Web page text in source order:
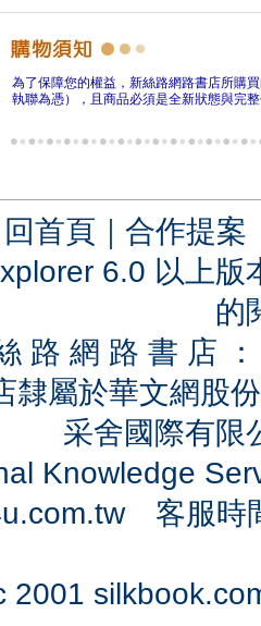
為了保障您的權益，新絲路網路書店所購
執聯為憑），且商品必須是全新狀態與完
回首頁 ｜ 合作提案
6.0 以上
的
路 網 路 書 店
隸屬於華文網股
采舍國際有
Knowledge
客服時
2001